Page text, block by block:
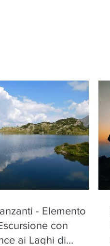
- Elemento
con
ai Laghi di